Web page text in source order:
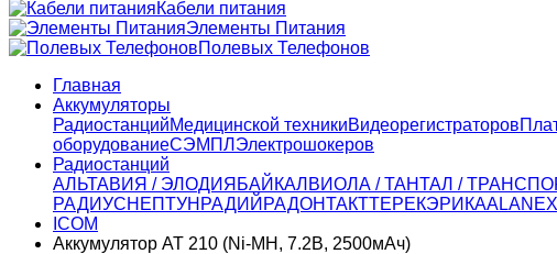
Кабели питания
Элементы Питания
Полевых Телефонов
Главная
Аккумуляторы
РадиостанцийМедицинской техникиВидеорегистраторов
оборудованиеСЭМПЛ Электрошокеров
Радиостанций
АЛЬТАВИЯ / ЭЛОДИЯ БАЙКАЛ ВИОЛА / ТАНТАЛ /
РАДИУСНЕПТУН РАДИЙ РАДОНТАКТТЕРЕКЭРИКАALAN
ICOM
Аккумулятор AT 210 (Ni-MH, 7.2В, 2500мАч)